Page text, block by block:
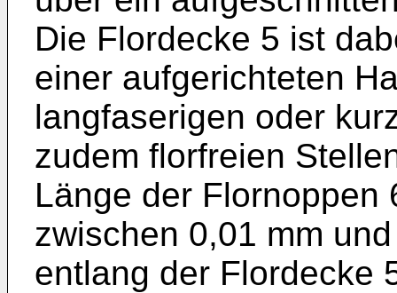
Die Flordecke 5 ist
einer aufgerichteten
langfaserigen oder
zudem florfreien
Länge der Flornoppen
zwischen 0,01 mm
ent­lang der Flordecke